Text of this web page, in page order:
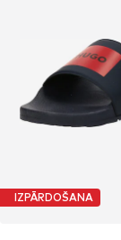
IZPĀRDOŠANA